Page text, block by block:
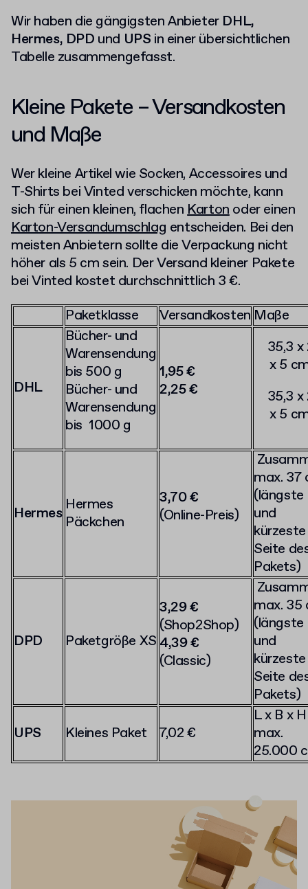
Wir haben die gängigsten Anbieter DHL,
Hermes, DPD und UPS in einer übersichtlichen
Tabelle zusammengefasst.
Kleine Pakete – Versandkosten
und Maße
Wer kleine Artikel wie Socken, Accessoires und
T-Shirts bei Vinted verschicken möchte, kann
sich für einen kleinen, flachenKartonoder einen
Karton-Versandumschlag entscheiden. Bei den
meisten Anbietern sollte die Verpackung nicht
höher als 5 cm sein. Der Versand kleiner Pakete
bei Vinted kostet durchschnittlich 3 €.
Paketklasse
Versandkosten Maße
DHL
Bücher- und
Warensendung
bis 500 g
Bücher- und
Warensendung
bis 1000 g
1,95 €
2,25 €
35,3 x
x 5
35,3 x
x 5
Hermes Hermes
Päckchen
3,70 €
(Online-Preis)
max. 37
(längste
und
kürzeste
Seite
Pakets)
DPD Paketgröße XS
3,29 €
(Shop2Shop)
4,39 €
(Classic)
max. 35
(längste
und
kürzeste
Seite
Pakets)
UPS Kleines Paket 7,02 €
L x B x
max.
25.000